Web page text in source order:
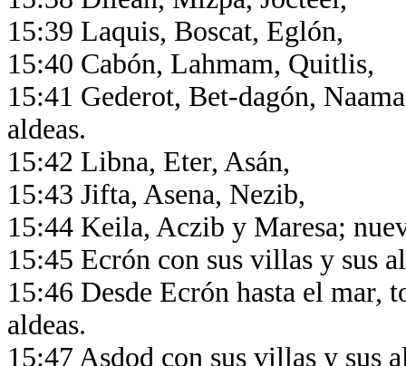
15:39 Laquis, Boscat, Eglón,
15:40 Cabón, Lahmam, Quitlis,
15:41 Gederot, Bet-dagón,
aldeas.
15:42 Libna, Eter, Asán,
15:43 Jifta, Asena, Nezib,
15:44 Keila, Aczib y Maresa;
15:45 Ecrón con sus villas y sus
15:46 Desde Ecrón hasta el mar,
aldeas.
15:47 Asdod con sus villas y sus